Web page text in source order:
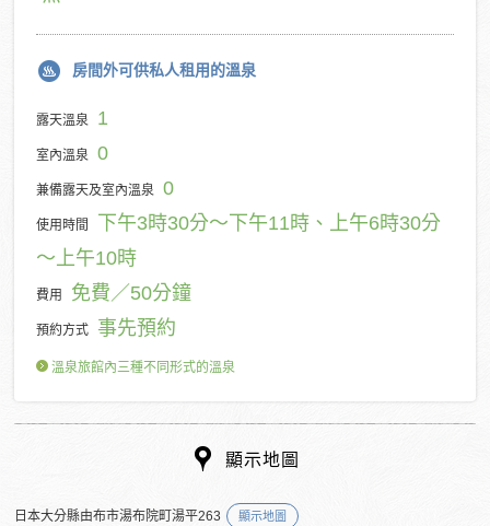
房間外可供私人租用的溫泉
露天溫泉 1
室內溫泉 0
兼備露天及室內溫泉 0
使用時間
下午3時30分～下午11時、上午6時30分
～上午10時
費用 免費／50分鐘
預約方式 事先預約
溫泉旅館內三種不同形式的溫泉
顯示地圖
日本大分縣由布市湯布院町湯平263 顯示地圖